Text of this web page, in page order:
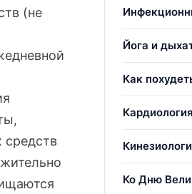
(не
Йога и
Как
Кардиология
Ко Дню